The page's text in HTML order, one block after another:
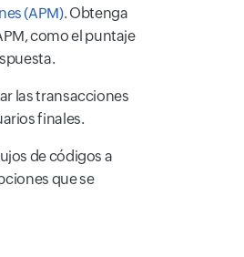
(APM). Obtenga
como el puntaje
las transacciones
finales.
de códigos a
que se